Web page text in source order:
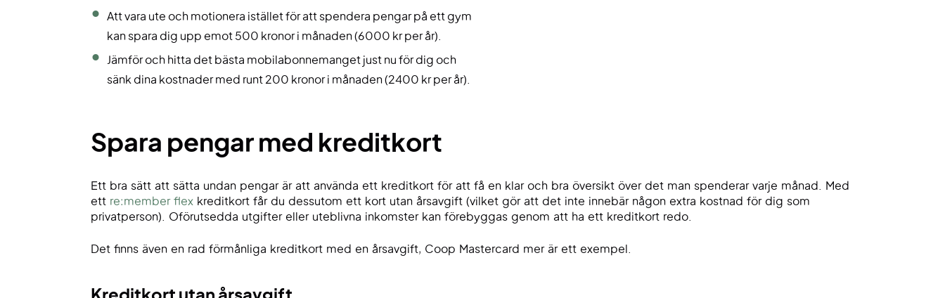
Att vara ute och motionera istället för att spendera pengar på ett gym
kan spara dig upp emot 500 kronor i månaden (6000 kr per år).
Jämför och hitta det bästa mobilabonnemanget just nu för dig och
sänk dina kostnader med runt 200 kronor i månaden (2400 kr per år).
Spara pengar med kreditkort
Ett bra sätt att sätta undan pengar är att använda ett kreditkort för att få en klar och bra översikt över det man spenderar varje månad. Med
ett re:member flex kreditkort får du dessutom ett kort utan årsavgift (vilket gör att det inte innebär någon extra kostnad för dig som
privatperson). Oförutsedda utgifter eller uteblivna inkomster kan förebyggas genom att ha ett kreditkort redo.
Det finns även en rad förmånliga kreditkort med en årsavgift, Coop Mastercard mer är ett exempel.